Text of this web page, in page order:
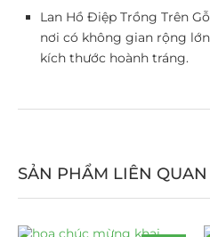
Lan Hồ Điệp Trồng Trên
nơi có không gian rộng
kích thước hoành tráng.
SẢN PHẨM LIÊN QUAN